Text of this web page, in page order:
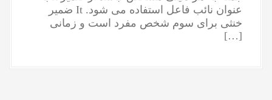
عنوان نائب فاعل استفاده می شود. It ضمیر
خنثی برای سوم شخص مفرد است و زمانی
[…]